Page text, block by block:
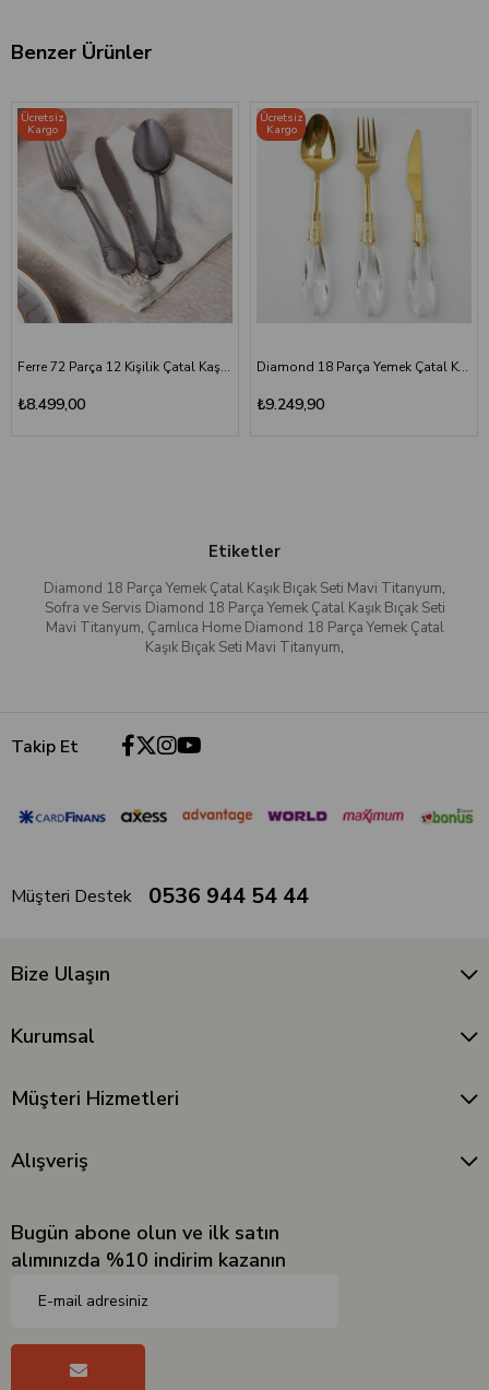
Benzer Ürünler
Ferre 72 Parça 12 Kişilik Çatal Kaşık Bıçak Seti
₺8.499,00
Ücretsiz
Kargo
Diamond 18 Parça Yemek Çatal Kaşık Bıçak Seti | Altın Titanyum
₺9.249,90
Ücretsiz
Kargo
Etiketler
Diamond 18 Parça Yemek Çatal Kaşık Bıçak Seti Mavi Titanyum,
Sofra ve Servis Diamond 18 Parça Yemek Çatal Kaşık Bıçak Seti
Mavi Titanyum, Çamlıca Home Diamond 18 Parça Yemek Çatal
Kaşık Bıçak Seti Mavi Titanyum,
Takip Et
Müşteri Destek 0536 944 54 44
Bize Ulaşın
Kurumsal
Müşteri Hizmetleri
Alışveriş
Bugün abone olun ve ilk satın
alımınızda %10 indirim kazanın